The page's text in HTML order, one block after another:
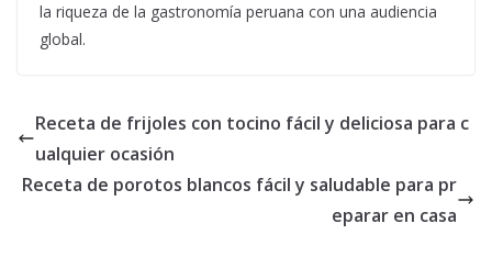
la riqueza de la gastronomía peruana con una audiencia
global.
Receta de frijoles con tocino fácil y deliciosa para c
ualquier ocasión
Receta de porotos blancos fácil y saludable para pr
eparar en casa